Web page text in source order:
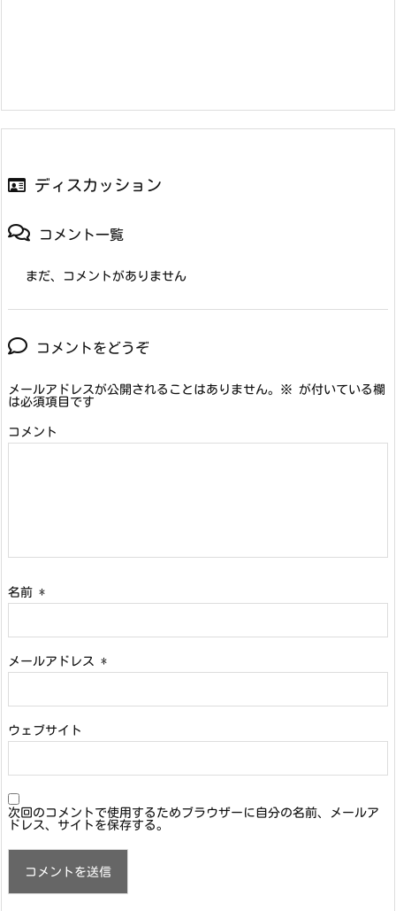
ディスカッション
コメント一覧
まだ、コメントがありません
コメントをどうぞ
メールアドレスが公開されることはありません。 ※ が付いている欄
は必須項目です
コメント
名前 *
メールアドレス *
ウェブサイト
次回のコメントで使用するためブラウザーに自分の名前、メールア
ドレス、サイトを保存する。